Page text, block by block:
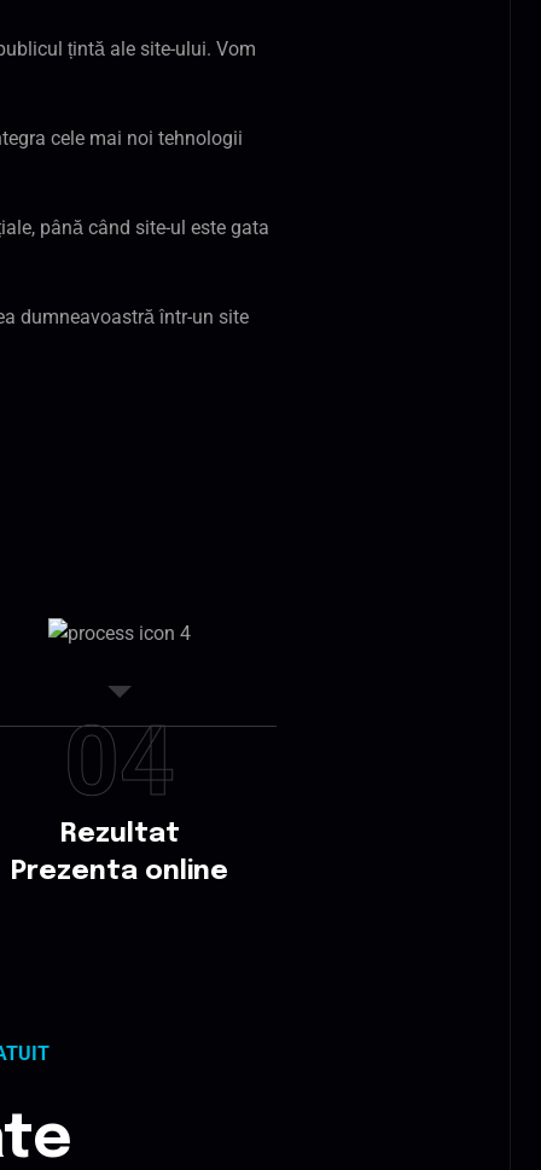
țintă ale site-ului. Vom
cele mai noi tehnologii
până când site-ul este gata
dumneavoastră într-un site
04
Rezultat
Prezenta online